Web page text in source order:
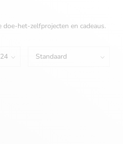
het-zelfprojecten en cadeaus.